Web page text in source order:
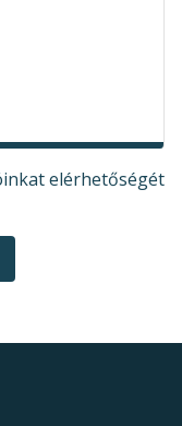
elérhetőségét